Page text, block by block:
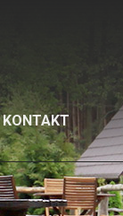
KONTAKT